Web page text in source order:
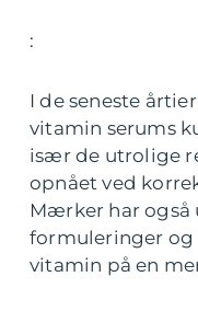
:
I de seneste
vitamin serums
især de utrolige
opnået ved
Mærker har også
formuleringer og
vitamin på en